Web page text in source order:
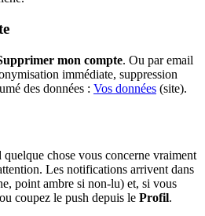
mon compte. Ou par email
immédiate, suppression
des données : Vos données (site).
chose vous concerne vraiment
Les notifications arrivent dans
point ambre si non-lu) et, si vous
coupez le push depuis le Profil.